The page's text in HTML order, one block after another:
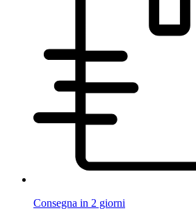
Consegna in 2 giorni